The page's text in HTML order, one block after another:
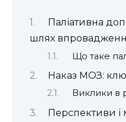
Паліативна
шлях
Що таке
Наказ МОЗ:
Виклики в
Перспективи і